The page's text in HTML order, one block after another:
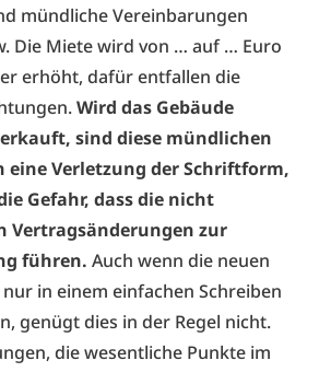
mündliche Vereinbarungen
Die Miete wird von … auf … Euro
erhöht, dafür entfallen die
Wird das Gebäude
sind diese mündlichen
eine Verletzung der Schriftform,
Gefahr, dass die nicht
Vertragsänderungen zur
führen. Auch wenn die neuen
in einem einfachen Schreiben
genügt dies in der Regel nicht.
die wesentliche Punkte im